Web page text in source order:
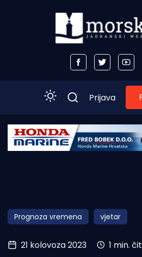
Početna
Obala
Otoci
Turizam i nautika
Prijava
Prognoza vremena vjetar
21 kolovoza 2023 1 min.